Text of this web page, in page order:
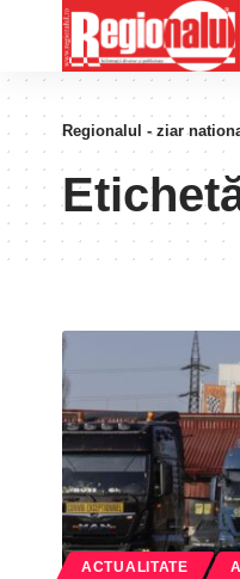
Regionalul - ziar
ACTUALITATE